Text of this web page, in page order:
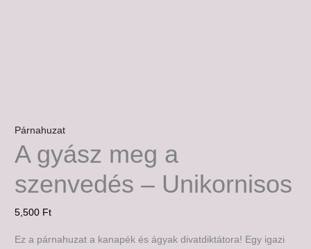
Párnahuzat
A gyász meg a
szenvedés – Unikornisos
5,500 Ft
Ez a párnahuzat a kanapék és ágyak divatdiktátora! Egy igazi